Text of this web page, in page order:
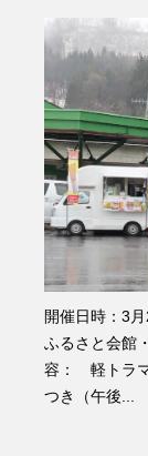
開催日時：3
ふるさと会館
容： 軽トラ
つき（午後...